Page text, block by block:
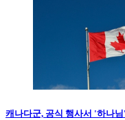
캐나다군, 공식 행사서 '하나